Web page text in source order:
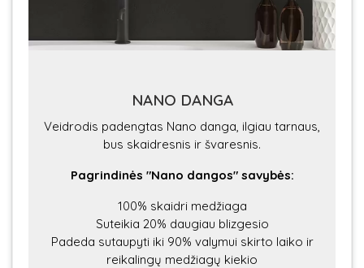
NANO DANGA
Veidrodis padengtas Nano danga, ilgiau tarnaus,
bus skaidresnis ir švaresnis.
Pagrindinės "Nano dangos" savybės:
100% skaidri medžiaga
Suteikia 20% daugiau blizgesio
Padeda sutaupyti iki 90% valymui skirto laiko ir
reikalingų medžiagų kiekio